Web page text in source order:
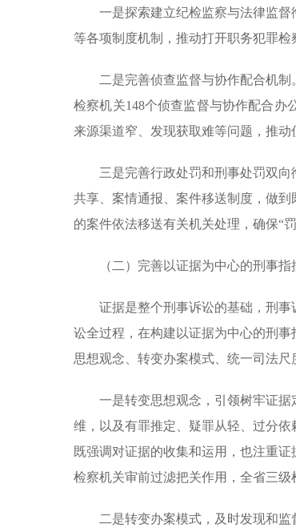
一是探索建立纪检监察与法律监
等各项制度机制，推动打开职务犯罪检
二是完善侦查监督与协作配合机
检察机关148个侦查监督与协作配合办
来源渠道窄、发现获取难等问题，推动
三是完善行政处罚和刑事处罚双
共享、案情通报、案件移送制度，做
的案件依法移送有关机关处理，确保“罚
（二）完善以证据为中心的刑事指
证据是整个刑事诉讼的基础，刑
讼全过程，在构建以证据为中心的刑
思想观念、转变办案模式、统一司法尺
一是转变思想观念，引领树牢证
维，以及有罪推定、疑罪从轻、过分
既强调对证据的收集和运用，也注重
检察机关审前过滤把关作用，全省三级
二是转变办案模式，及时发现和